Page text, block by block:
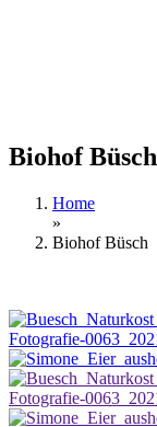
Biohof Büsch
Home
»
Biohof Büsch